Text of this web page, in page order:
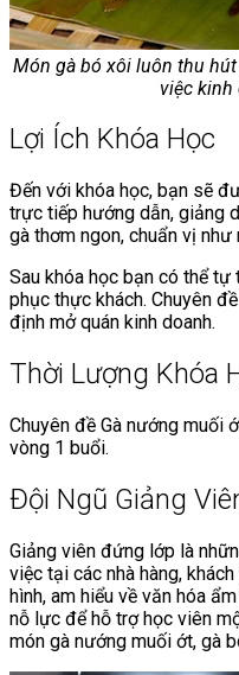
Món gà bó xôi luôn thu
việc kinh
Lợi Ích Khóa Học
Đến với khóa học, bạn sẽ
trực tiếp hướng dẫn, giảng
gà thơm ngon, chuẩn vị như
Sau khóa học bạn có thể
phục thực khách. Chuyên
định mở quán kinh doanh.
Thời Lượng Khóa
Chuyên đề Gà nướng muối
vòng 1 buổi.
Đội Ngũ Giảng
Giảng viên đứng lớp là
việc tại các nhà hàng,
hình, am hiểu về văn hóa
nỗ lực để hỗ trợ học viên
món gà nướng muối ớt, gà